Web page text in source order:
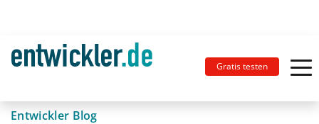
Gratis testen
Entwickler Blog